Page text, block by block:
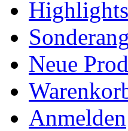
Highlights
Neue
Anmelden